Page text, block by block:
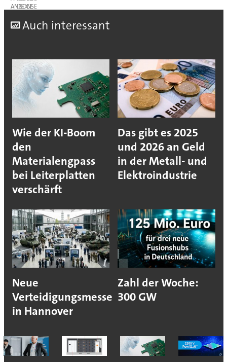
ANZEIGE
Auch interessant
Wie der KI-Boom
den
Materialengpass
bei Leiterplatten
verschärft
Das gibt es 2025
und 2026 an Geld
in der Metall- und
Elektroindustrie
Neue
Verteidigungsmesse
in Hannover
Zahl der Woche:
300 GW